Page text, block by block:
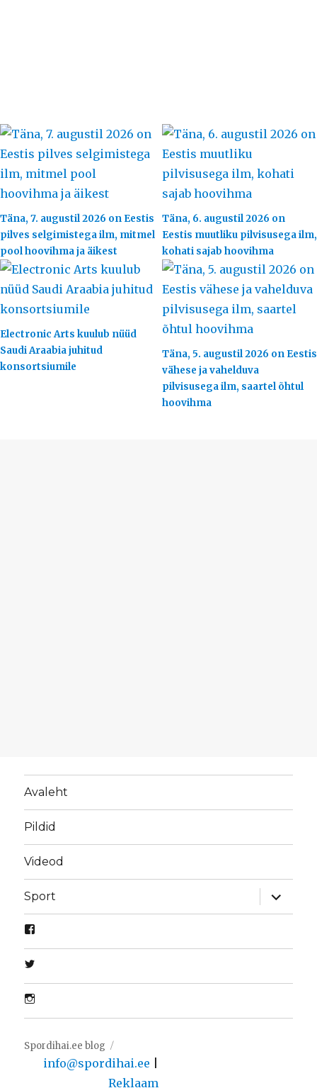
Täna, 7. augustil 2026 on Eestis
pilves selgimistega ilm, mitmel
pool hoovihma ja äikest
Täna, 6. augustil 2026 on
Eestis muutliku pilvisusega ilm,
kohati sajab hoovihma
Electronic Arts kuulub nüüd
Saudi Araabia juhitud
konsortsiumile
Täna, 5. augustil 2026 on Eestis
vähese ja vahelduva
pilvisusega ilm, saartel õhtul
hoovihma
Avaleht
Pildid
Videod
Sport
laienda
Spordihai.ee blog
info@spordihai.ee
Reklaam